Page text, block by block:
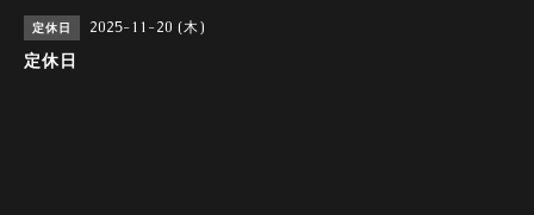
定休日 2025-11-20 (木)
定休日